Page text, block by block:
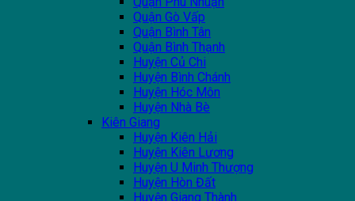
Quận Gò Vấp
Quận Bình Tân
Quận Bình Thạnh
Huyện Củ Chi
Huyện Bình Chánh
Huyện Hóc Môn
Huyện Nhà Bè
Kiên Giang
Huyện Kiên Hải
Huyện Kiên Lương
Huyện U Minh Thượng
Huyện Hòn Đất
Huyện Giang Thành